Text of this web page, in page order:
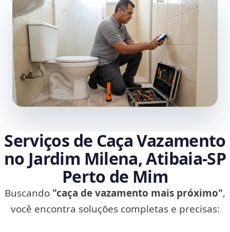
Serviços de Caça Vazamento
no Jardim Milena, Atibaia‑SP
Perto de Mim
Buscando "caça de vazamento mais próximo",
você encontra soluções completas e precisas: